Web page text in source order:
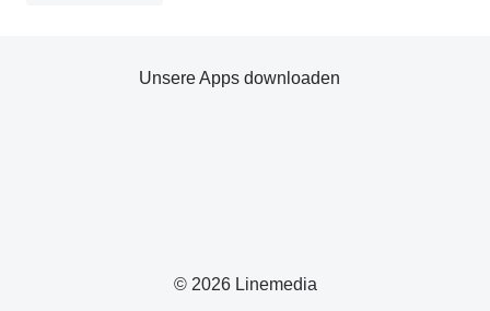
© 2026 Linemedia
Unsere Apps downloaden